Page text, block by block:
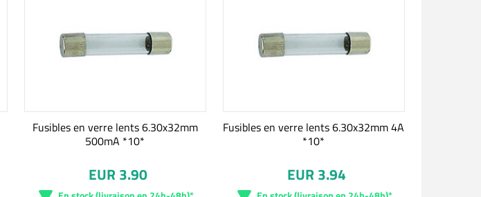
Fusibles en verre lents 6.30x32mm
500mA *10*
EUR 3.90
Fusibles en verre lents 6.30x32mm 4A
*10*
EUR 3.94